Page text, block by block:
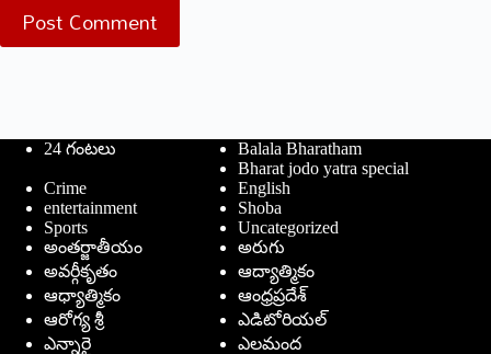
Post Comment
24 గంటలు
Balala Bharatham
Bharat jodo yatra special
Crime
English
entertainment
Shoba
Sports
Uncategorized
అంతర్జాతీయం
అరుగు
అవర్గీకృతం
ఆద్యాత్మికం
ఆధ్యాత్మికం
ఆంధ్రప్రదేశ్
ఆరోగ్య శ్రీ
ఎడిటోరియల్
ఎన్నారై
ఎలమంద